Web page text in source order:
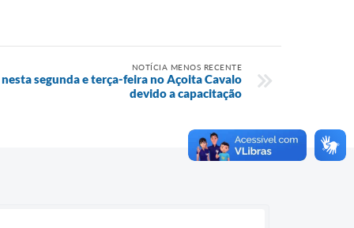
NOTÍCIA MENOS RECENTE
segunda e terça-feira no Açoita Cavalo
devido a capacitação